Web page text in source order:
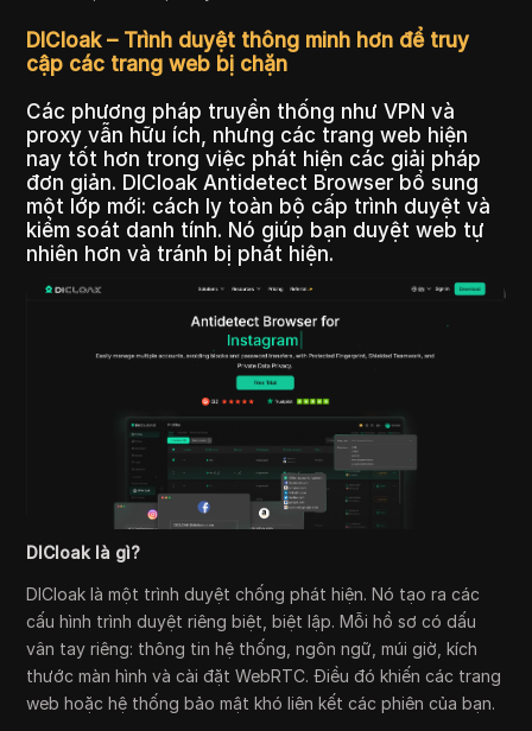
DICloak – Trình duyệt thông minh hơn để truy
cập các trang web bị chặn
Các phương pháp truyền thống như VPN và
proxy vẫn hữu ích, nhưng các trang web hiện
nay tốt hơn trong việc phát hiện các giải pháp
đơn giản. DICloak Antidetect Browser bổ sung
một lớp mới: cách ly toàn bộ cấp trình duyệt và
kiểm soát danh tính. Nó giúp bạn duyệt web tự
nhiên hơn và tránh bị phát hiện.
DICloak là gì?
DICloak là một trình duyệt chống phát hiện. Nó tạo ra các
cấu hình trình duyệt riêng biệt, biệt lập. Mỗi hồ sơ có dấu
vân tay riêng: thông tin hệ thống, ngôn ngữ, múi giờ, kích
thước màn hình và cài đặt WebRTC. Điều đó khiến các trang
web hoặc hệ thống bảo mật khó liên kết các phiên của bạn.